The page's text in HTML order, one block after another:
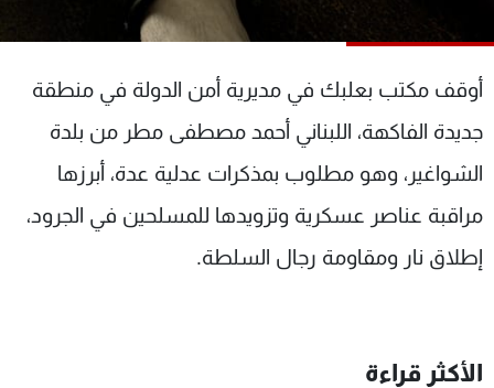
أوقف مكتب بعلبك في مديرية أمن الدولة في منطقة
جديدة الفاكهة، اللبناني أحمد مصطفى مطر من بلدة
الشواغير، وهو مطلوب بمذكرات عدلية عدة، أبرزها
مراقبة عناصر عسكرية وتزويدها للمسلحين في الجرود،
إطلاق نار ومقاومة رجال السلطة.
الأكثر قراءة
عن MTV
الإنـتـاج
لاعلاناتكم
وظائف
شروط الإسـتخدام